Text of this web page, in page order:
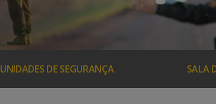
UNIDADES DE SEGURANÇA SALA